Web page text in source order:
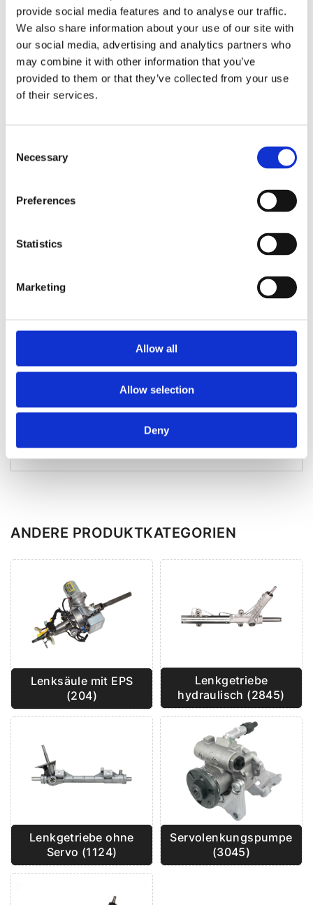
provide social media features and to analyse our traffic.
We also share information about your use of our site with
our social media, advertising and analytics partners who
may combine it with other information that you’ve
provided to them or that they’ve collected from your use
of their services.
Selection
Necessary
Preferences
Statistics
Marketing
Allow all
Allow selection
Deny
Zustand
Auf Lager
112 PLN
Land*
Bitte beachten Sie unsere
Datenschutzrichtlinie.
Senden
ANDERE PRODUKTKATEGORIEN
Lenksäule mit EPS
(204)
Lenkgetriebe
hydraulisch (2845)
Lenkgetriebe ohne
Servo (1124)
Servolenkungspumpe
(3045)